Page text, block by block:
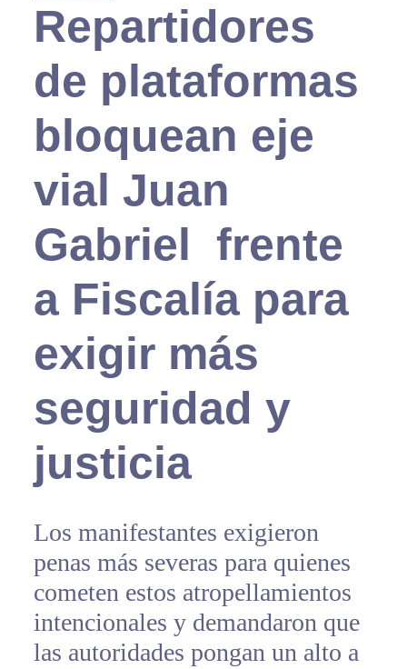
Repartidores
de plataformas
bloquean eje
vial Juan
Gabriel frente
a Fiscalía para
exigir más
seguridad y
justicia
Los manifestantes exigieron
penas más severas para quienes
cometen estos atropellamientos
intencionales y demandaron que
las autoridades pongan un alto a